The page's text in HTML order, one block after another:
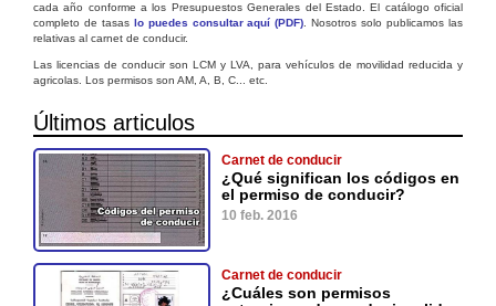
cada año conforme a los Presupuestos Generales del Estado. El catálogo oficial
completo de tasas lo puedes consultar aquí (PDF) . Nosotros solo publicamos las
relativas al carnet de conducir.
Las licencias de conducir son LCM y LVA, para vehículos de movilidad reducida y
agricolas. Los permisos son AM, A, B, C... etc.
Últimos articulos
Carnet de conducir
¿Qué significan los códigos en
el permiso de conducir?
10 feb. 2016
Carnet de conducir
¿Cuáles son permisos